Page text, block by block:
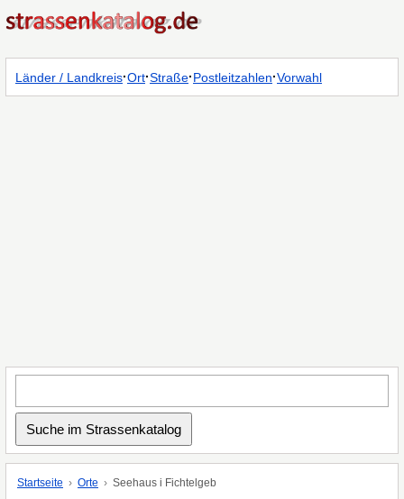
Länder / Landkreis·Ort·Straße·Postleitzahlen·Vorwahl
Startseite Orte Seehaus i Fichtelgeb